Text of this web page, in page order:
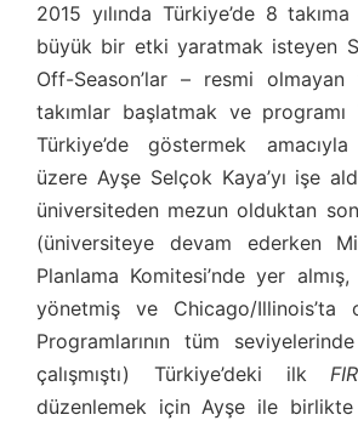
2015 yılında Türkiye’de 8
büyük bir etki yaratmak isteyen
Off-Season’lar – resmi olmayan
takımlar başlatmak ve programı
Türkiye’de göstermek
üzere Ayşe Selçok Kaya’yı işe
üniversiteden mezun olduktan
(üniversiteye devam ederken
Planlama Komitesi’nde yer almış,
yönetmiş ve Chicago/Illinois’ta
Programlarının tüm
çalışmıştı) Türkiye’deki ilk
düzenlemek için Ayşe ile birlikte